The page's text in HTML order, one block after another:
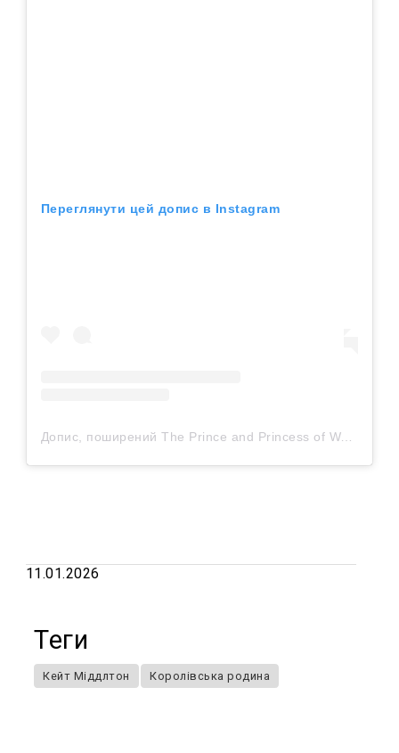
Переглянути цей допис в Instagram
Допис, поширений The Prince and Princess of Wales (@princeandprincessofwales)
11.01.2026
Теги
Кейт Міддлтон Королівська родина